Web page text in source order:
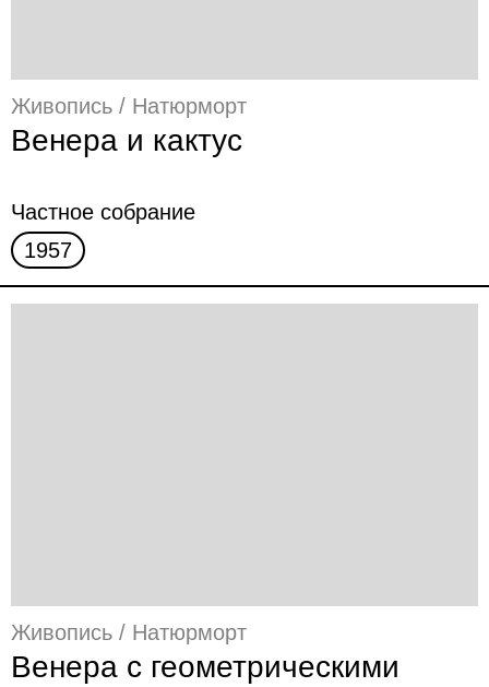
Живопись / Натюрморт
Венера и кактус
Частное собрание
1957
Живопись / Натюрморт
Венера с геометрическими